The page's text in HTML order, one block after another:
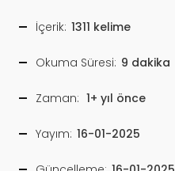
İçerik: 1311 kelime
Okuma Süresi: 9 dakika
Zaman: 1+ yıl önce
Yayım: 16-01-2025